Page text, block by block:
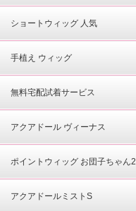
ショートウィッグ 人気
手植え ウィッグ
無料宅配試着サービス
アクアドール ヴィーナス
ポイントウィッグ お団子ちゃん2
アクアドールミストS